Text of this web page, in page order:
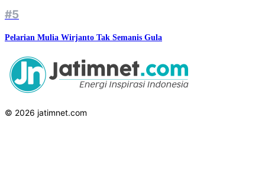
#5
Pelarian Mulia Wirjanto Tak Semanis Gula
© 2026 jatimnet.com